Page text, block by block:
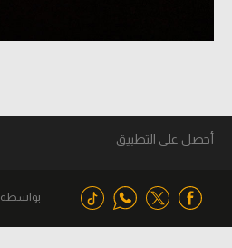
أحصل على التطبيق
بواسطة